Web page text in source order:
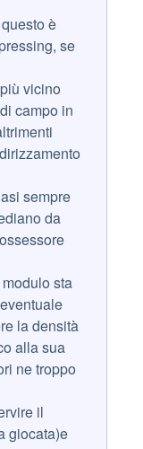
è
se
vicino
campo in
sempre
da
sta
la densità
alla sua
ne troppo
il
giocata)e